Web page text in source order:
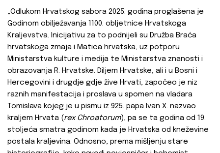
„Odlukom Hrvatskog sabora 2025. godina proglašena je
Godinom obilježavanja 1100. obljetnice Hrvatskoga
Kraljevstva. Inicijativu za to podnijeli su Družba Braća
hrvatskoga zmaja i Matica hrvatska, uz potporu
Ministarstva kulture i medija te Ministarstva znanosti i
obrazovanja R. Hrvatske. Diljem Hrvatske, ali i u Bosni i
Hercegovini i drugdje gdje žive Hrvati, započeo je niz
raznih manifestacija i proslava u spomen na vladara
Tomislava kojeg je u pismu iz 925. papa Ivan X. nazvao
kraljem Hrvata (rex Chroatorum), pa se ta godina od 19.
stoljeća smatra godinom kada je Hrvatska od kneževine
postala kraljevina. Odnosno, prema mišljenju stare